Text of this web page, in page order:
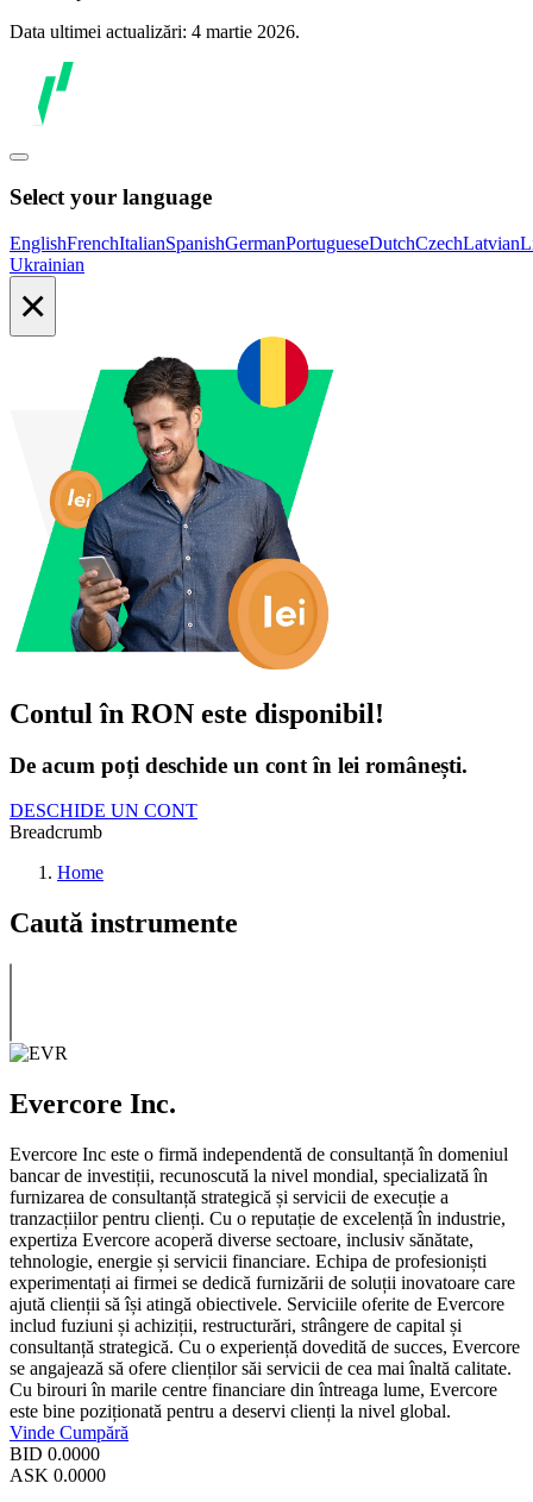
Data ultimei actualizări: 4 martie 2026.
Select your language
EnglishFrenchItalianSpanishGermanPortugueseDutchCzechLatvian
Ukrainian
×
Contul în RON este disponibil!
De acum poți deschide un cont în lei românești.
DESCHIDE UN CONT
Breadcrumb
Home
Caută instrumente
Evercore Inc.
Evercore Inc este o firmă independentă de consultanță în domeniul
bancar de investiții, recunoscută la nivel mondial, specializată în
furnizarea de consultanță strategică și servicii de execuție a
tranzacțiilor pentru clienți. Cu o reputație de excelență în industrie,
expertiza Evercore acoperă diverse sectoare, inclusiv sănătate,
tehnologie, energie și servicii financiare. Echipa de profesioniști
experimentați ai firmei se dedică furnizării de soluții inovatoare care
ajută clienții să își atingă obiectivele. Serviciile oferite de Evercore
includ fuziuni și achiziții, restructurări, strângere de capital și
consultanță strategică. Cu o experiență dovedită de succes, Evercore
se angajează să ofere clienților săi servicii de cea mai înaltă calitate.
Cu birouri în marile centre financiare din întreaga lume, Evercore
este bine poziționată pentru a deservi clienți la nivel global.
Vinde Cumpără
BID 0.0000
ASK 0.0000